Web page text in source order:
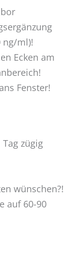
ng/ml)!
Ecken am
Fenster!
zügig
wünschen?!
auf 60-90